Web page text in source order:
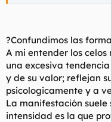
?Confundimos las
A mi entender los
una excesiva
y de su valor; reflejan
psicologicamente y a
La manifestación
intensidad es la que